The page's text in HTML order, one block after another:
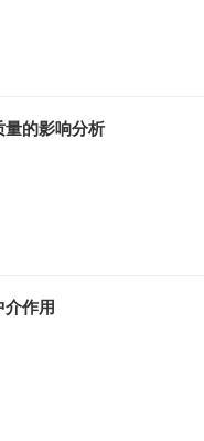
量的影响分析
作用